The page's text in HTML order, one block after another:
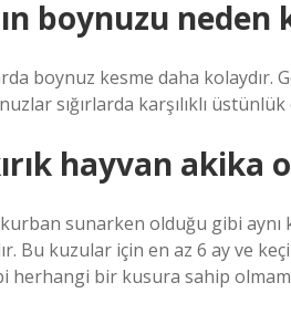
boynuzu neden
boynuz kesme daha kolaydır.
sığırlarda karşılıklı
hayvan akika
sunarken olduğu gibi
Bu kuzular için en az 6 ay ve
herhangi bir kusura sahip